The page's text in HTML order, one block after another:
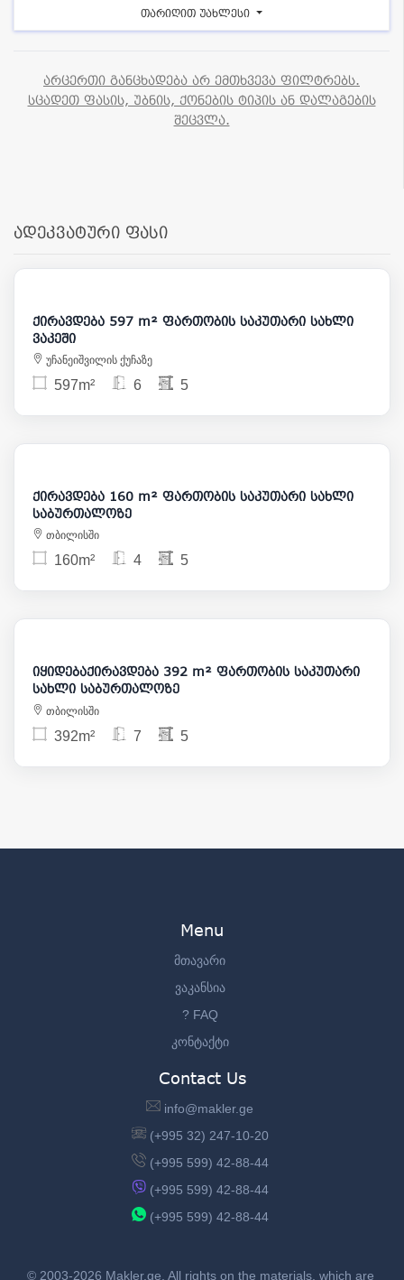
თარიღით უახლესი
არცერთი განცხადება არ ემთხვევა ფილტრებს.
სცადეთ ფასის, უბნის, ქონების ტიპის ან დალაგების
შეცვლა.
ადეკვატური ფასი
7 000
ქირავდება 597 m² ფართობის საკუთარი სახლი
ვაკეში
უჩანეიშვილის ქუჩაზე
597m² 6 5
2 500
ქირავდება 160 m² ფართობის საკუთარი სახლი
საბურთალოზე
თბილისში
160m² 4 5
475 000
იყიდებაქირავდება 392 m² ფართობის საკუთარი
სახლი საბურთალოზე
თბილისში
392m² 7 5
Menu
მთავარი
ვაკანსია
? FAQ
კონტაქტი
Contact Us
info@makler.ge
(+995 32) 247-10-20
(+995 599) 42-88-44
(+995 599) 42-88-44
(+995 599) 42-88-44
© 2003-2026 Makler.ge, All rights on the materials, which are